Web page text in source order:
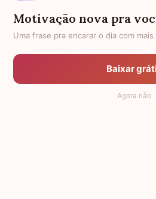
Política de
Anuncie
Termos de Uso
Motivação nova pra
Uma frase pra encarar o dia com mais
Baixar
Agora não